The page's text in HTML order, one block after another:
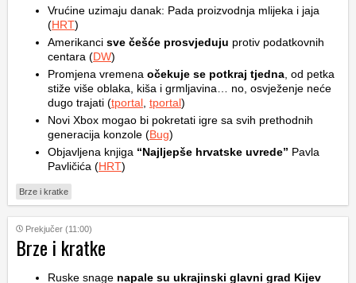
Vrućine uzimaju danak: Pada proizvodnja mlijeka i jaja
(HRT)
Amerikanci sve češće prosvjeduju protiv podatkovnih
centara (DW)
Promjena vremena očekuje se potkraj tjedna , od petka
stiže više oblaka, kiša i grmljavina… no, osvježenje neće
dugo trajati (tportal tportal)
Novi Xbox mogao bi pokretati igre sa svih prethodnih
generacija konzole (Bug)
Objavljena knjiga “Najljepše hrvatske uvrede” Pavla
Pavličića (HRT)
Brze i kratke
Prekjučer (11:00)
Brze i kratke
Ruske snage napale su ukrajinski glavni grad Kijev